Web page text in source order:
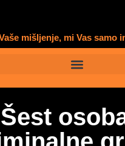
mišljenje, mi Vas samo
Šest